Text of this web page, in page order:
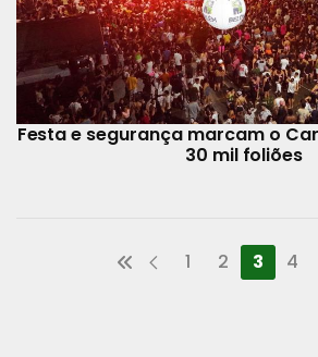
Festa e segurança marcam o
30 mil foliões
1 2 3 4